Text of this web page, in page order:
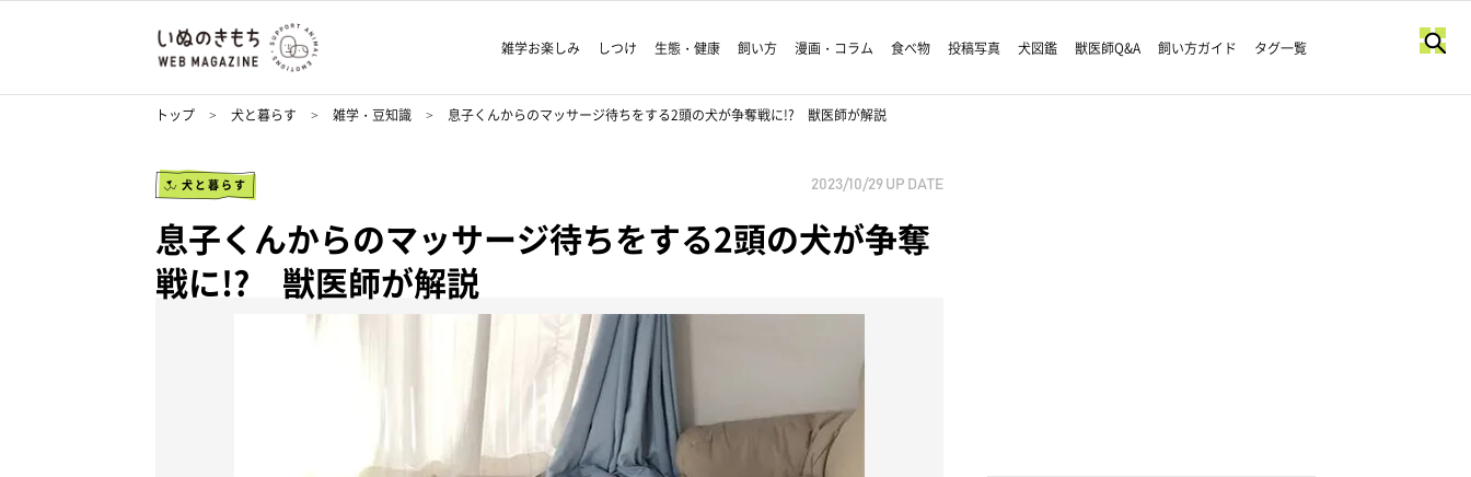
雑学お楽しみ しつけ 生態・健康 飼い方 漫画・コラム 食べ物 投稿写真 犬図鑑 獣医師Q&A 飼い方ガイド タグ一覧
トップ 犬と暮らす 雑学・豆知識 息子くんからのマッサージ待ちをする2頭の犬が争奪戦に!? 獣医師が解説
犬と暮らす 2023/10/29 UP DATE
息子くんからのマッサージ待ちをする2頭の犬が争奪
戦に!? 獣医師が解説